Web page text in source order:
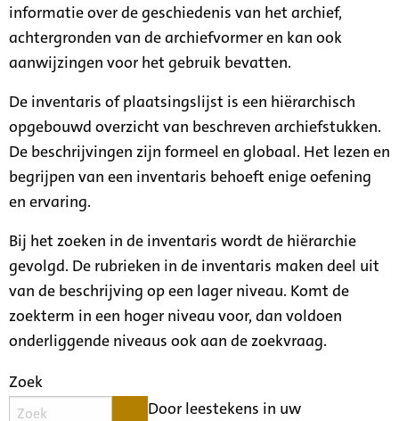
informatie over de geschiedenis van het archief,
achtergronden van de archiefvormer en kan ook
aanwijzingen voor het gebruik bevatten.
De inventaris of plaatsingslijst is een hiërarchisch
opgebouwd overzicht van beschreven archiefstukken.
De beschrijvingen zijn formeel en globaal. Het lezen en
begrijpen van een inventaris behoeft enige oefening
en ervaring.
Bij het zoeken in de inventaris wordt de hiërarchie
gevolgd. De rubrieken in de inventaris maken deel uit
van de beschrijving op een lager niveau. Komt de
zoekterm in een hoger niveau voor, dan voldoen
onderliggende niveaus ook aan de zoekvraag.
Zoek
Door leestekens in uw